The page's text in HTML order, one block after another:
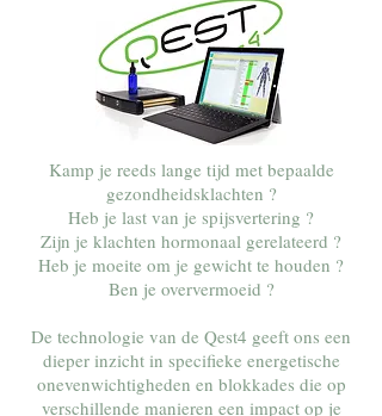
Kamp je reeds lange tijd met bepaalde
gezondheidsklachten ?
Heb je last van je spijsvertering ?
Zijn je klachten hormonaal gerelateerd ?
Heb je moeite om je gewicht te houden ?
Ben je oververmoeid ?
De technologie van de Qest4 geeft ons een
dieper inzicht in specifieke energetische
onevenwichtigheden en blokkades die op
verschillende manieren een impact op je